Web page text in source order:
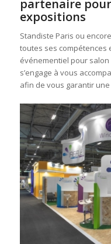
partenaire
expositions
Standiste Paris ou
toutes ses compétences
événementiel pour
s’engage à vous
afin de vous garantir